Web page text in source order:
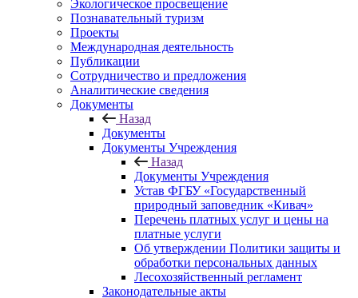
Экологическое просвещение
Познавательный туризм
Проекты
Международная деятельность
Публикации
Сотрудничество и предложения
Аналитические сведения
Документы
Назад
Документы
Документы Учреждения
Назад
Документы Учреждения
Устав ФГБУ «Государственный
природный заповедник «Кивач»
Перечень платных услуг и цены на
платные услуги
Об утверждении Политики защиты и
обработки персональных данных
Лесохозяйственный регламент
Законодательные акты